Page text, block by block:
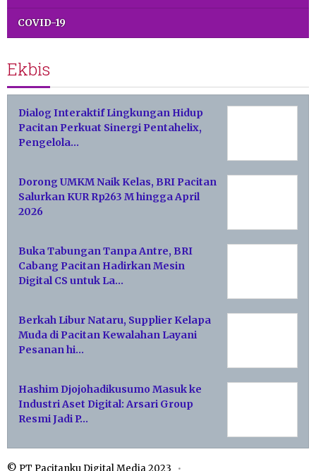
COVID-19
Ekbis
Dialog Interaktif Lingkungan Hidup
Pacitan Perkuat Sinergi Pentahelix,
Pengelola…
Dorong UMKM Naik Kelas, BRI Pacitan
Salurkan KUR Rp263 M hingga April
2026
Buka Tabungan Tanpa Antre, BRI
Cabang Pacitan Hadirkan Mesin
Digital CS untuk La…
Berkah Libur Nataru, Supplier Kelapa
Muda di Pacitan Kewalahan Layani
Pesanan hi…
Hashim Djojohadikusumo Masuk ke
Industri Aset Digital: Arsari Group
Resmi Jadi P…
© PT Pacitanku Digital Media 2023